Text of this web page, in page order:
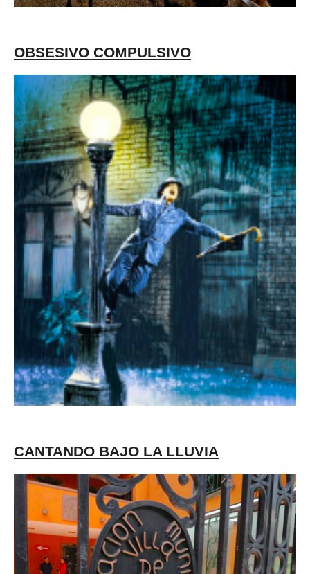
OBSESIVO COMPULSIVO
CANTANDO BAJO LA LLUVIA